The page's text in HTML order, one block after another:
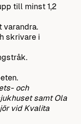
till minst 1,2
varandra.
skrivare i
och
samt Ola
vid Kvalita